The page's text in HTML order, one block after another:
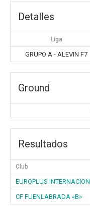
Detalles
Liga
GRUPO A - ALEVIN F7
Ground
Resultados
Club
EUROPLUS
CF FUENLABRADA «B»